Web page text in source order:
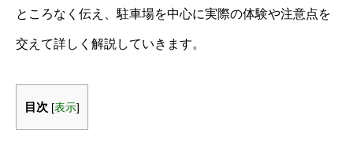
ところなく伝え、駐車場を中心に実際の体験や注意点を
交えて詳しく解説していきます。
目次 [表示]